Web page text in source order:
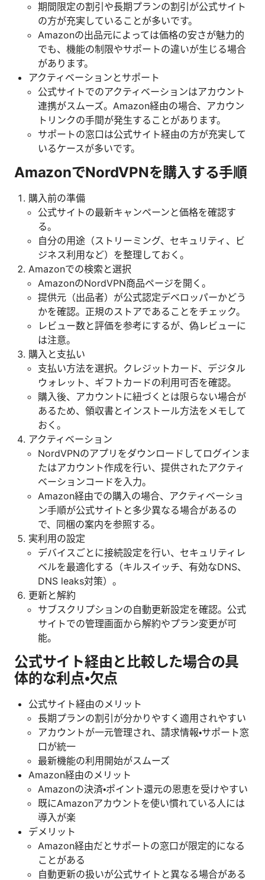
期間限定の割引や長期プランの割引が公式サイト
の方が充実していることが多いです。
Amazonの出品元によっては価格の安さが魅力的
でも、機能の制限やサポートの違いが生じる場合
があります。
アクティベーションとサポート
公式サイトでのアクティベーションはアカウント
連携がスムーズ。Amazon経由の場合、アカウン
トリンクの手間が発生することがあります。
サポートの窓口は公式サイト経由の方が充実して
いるケースが多いです。
AmazonでNordVPNを購入する手順
購入前の準備
公式サイトの最新キャンペーンと価格を確認す
る。
自分の用途（ストリーミング、セキュリティ、ビ
ジネス利用など）を整理しておく。
Amazonでの検索と選択
AmazonのNordVPN商品ページを開く。
提供元（出品者）が公式認定デベロッパーかどう
かを確認。正規のストアであることをチェック。
レビュー数と評価を参考にするが、偽レビューに
は注意。
購入と支払い
支払い方法を選択。クレジットカード、デジタル
ウォレット、ギフトカードの利用可否を確認。
購入後、アカウントに紐づくとは限らない場合が
あるため、領収書とインストール方法をメモして
おく。
アクティベーション
NordVPNのアプリをダウンロードしてログインま
たはアカウント作成を行い、提供されたアクティ
ベーションコードを入力。
Amazon経由での購入の場合、アクティベーショ
ン手順が公式サイトと多少異なる場合があるの
で、同梱の案内を参照する。
実利用の設定
デバイスごとに接続設定を行い、セキュリティレ
ベルを最適化する（キルスイッチ、有効なDNS、
DNS leaks対策）。
更新と解約
サブスクリプションの自動更新設定を確認。公式
サイトでの管理画面から解約やプラン変更が可
能。
公式サイト経由と比較した場合の具
体的な利点・欠点
公式サイト経由のメリット
長期プランの割引が分かりやすく適用されやすい
アカウントが一元管理され、請求情報・サポート窓
口が統一
最新機能の利用開始がスムーズ
Amazon経由のメリット
Amazonの決済・ポイント還元の恩恵を受けやすい
既にAmazonアカウントを使い慣れている人には
導入が楽
デメリット
Amazon経由だとサポートの窓口が限定的になる
ことがある
自動更新の扱いが公式サイトと異なる場合がある